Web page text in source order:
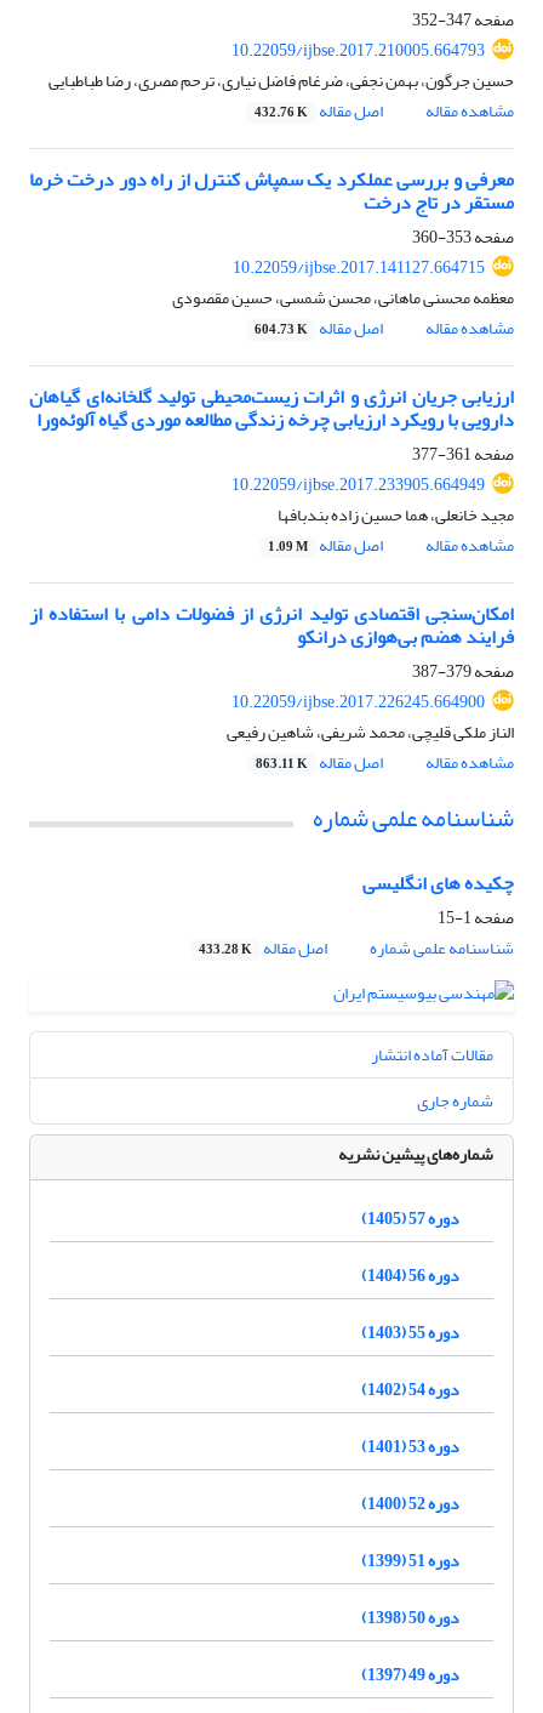
صفحه347-352
10.22059/ijbse.2017.210005.664793
حسین جرگون، بهمن نجفی، ضرغام فاضل نیاری، ترحم مصری، رضا طباطبایی
مشاهده مقاله
اصل مقاله 432.76 K
معرفی و بررسی عملکرد یک سمپاش کنترل از راه دور درخت خرما
مستقر در تاج درخت
صفحه353-360
10.22059/ijbse.2017.141127.664715
معظمه محسنی ماهانی، محسن شمسی، حسین مقصودی
مشاهده مقاله
اصل مقاله 604.73 K
ارزیابی جریان انرژی و اثرات زیست‌محیطی تولید گلخانه‌ای گیاهان
دارویی با رویکرد ارزیابی چرخه زندگی مطالعه موردی گیاه آلوئه‌ورا
صفحه361-377
10.22059/ijbse.2017.233905.664949
مجید خانعلی، هما حسین زاده بندبافها
مشاهده مقاله
اصل مقاله 1.09 M
امکان‌سنجی اقتصادی تولید انرژی از فضولات دامی با استفاده از
فرایند هضم بی‌هوازی درانکو
صفحه379-387
10.22059/ijbse.2017.226245.664900
الناز ملکی قلیچی، محمد شریفی، شاهین رفیعی
مشاهده مقاله
اصل مقاله 863.11 K
شناسنامه علمی شماره
چکیده های انگلیسی
صفحه1-15
شناسنامه علمی شماره
اصل مقاله 433.28 K
مقالات آماده انتشار
شماره جاری
شماره‌های پیشین نشریه
دوره 57 (1405)
دوره 56 (1404)
دوره 55 (1403)
دوره 54 (1402)
دوره 53 (1401)
دوره 52 (1400)
دوره 51 (1399)
دوره 50 (1398)
دوره 49 (1397)